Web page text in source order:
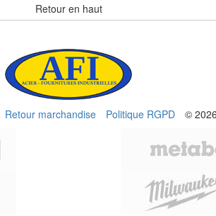
Retour en haut
Retour marchandise Politique RGPD ©